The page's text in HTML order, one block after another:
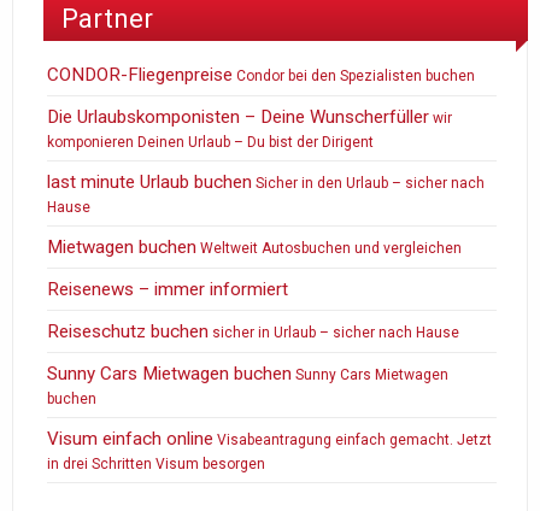
Partner
CONDOR-Fliegenpreise Condor bei den Spezialisten buchen
Die Urlaubskomponisten – Deine Wunscherfüller wir
komponieren Deinen Urlaub – Du bist der Dirigent
last minute Urlaub buchen Sicher in den Urlaub – sicher nach
Hause
Mietwagen buchen Weltweit Autosbuchen und vergleichen
Reisenews – immer informiert
Reiseschutz buchen sicher in Urlaub – sicher nach Hause
Sunny Cars Mietwagen buchen Sunny Cars Mietwagen
buchen
Visum einfach online Visabeantragung einfach gemacht. Jetzt
in drei Schritten Visum besorgen